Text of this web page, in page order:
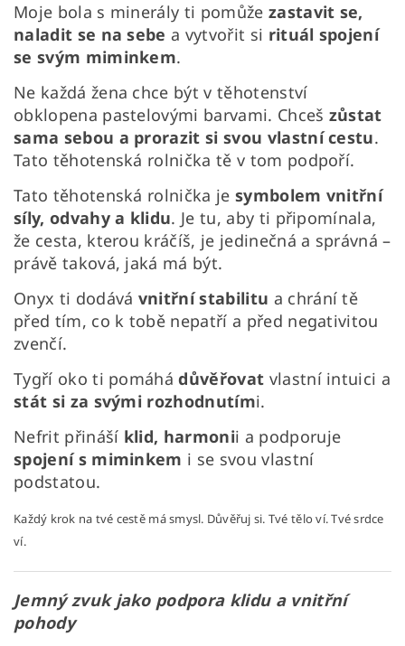
Moje bola s minerály ti pomůže zastavit se,
naladit se na sebe a vytvořit si rituál spojení
se svým miminkem.
Ne každá žena chce být v těhotenství
obklopena pastelovými barvami. Chceš zůstat
sama sebou a prorazit si svou vlastní cestu.
Tato těhotenská rolnička tě v tom podpoří.
Tato těhotenská rolnička je symbolem vnitřní
síly, odvahy a klidu. Je tu, aby ti připomínala,
že cesta, kterou kráčíš, je jedinečná a správná –
právě taková, jaká má být.
Onyx ti dodává vnitřní stabilitu a chrání tě
před tím, co k tobě nepatří a před negativitou
zvenčí.
Tygří oko ti pomáhádůvěřovat vlastní intuici a
stát si za svými rozhodnutími.
Nefrit přináší klid, harmonii a podporuje
spojení s miminkem i se svou vlastní
podstatou.
Každý krok na tvé cestě má smysl. Důvěřuj si. Tvé tělo ví. Tvé srdce
ví.
Jemný zvuk jako podpora klidu a vnitřní
pohody